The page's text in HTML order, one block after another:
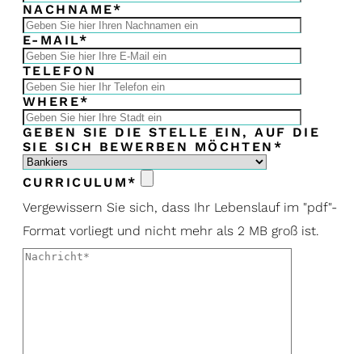
NACHNAME*
E-MAIL*
TELEFON
WHERE*
GEBEN SIE DIE STELLE EIN, AUF DIE
SIE SICH BEWERBEN MÖCHTEN*
CURRICULUM*
Vergewissern Sie sich, dass Ihr Lebenslauf im "pdf"-
Format vorliegt und nicht mehr als 2 MB groß ist.